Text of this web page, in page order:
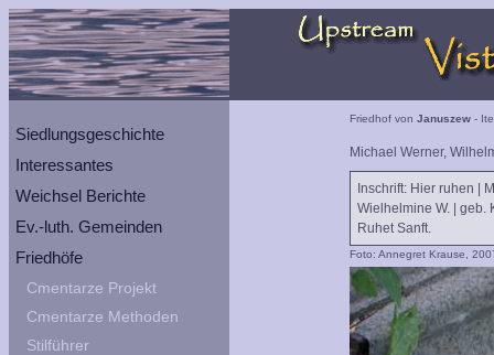
Siedlungsgeschichte
Interessantes
Weichsel Berichte
Ev.-luth. Gemeinden
Friedhöfe
Cmentarze Projekt
Cmentarze Methoden
Stilführer
Friedhof von Januszew -
Michael Werner,
Inschrift: Hier ruhen |
Wielhelmine W. | geb.
Ruhet Sanft.
Foto: Annegret Krause,